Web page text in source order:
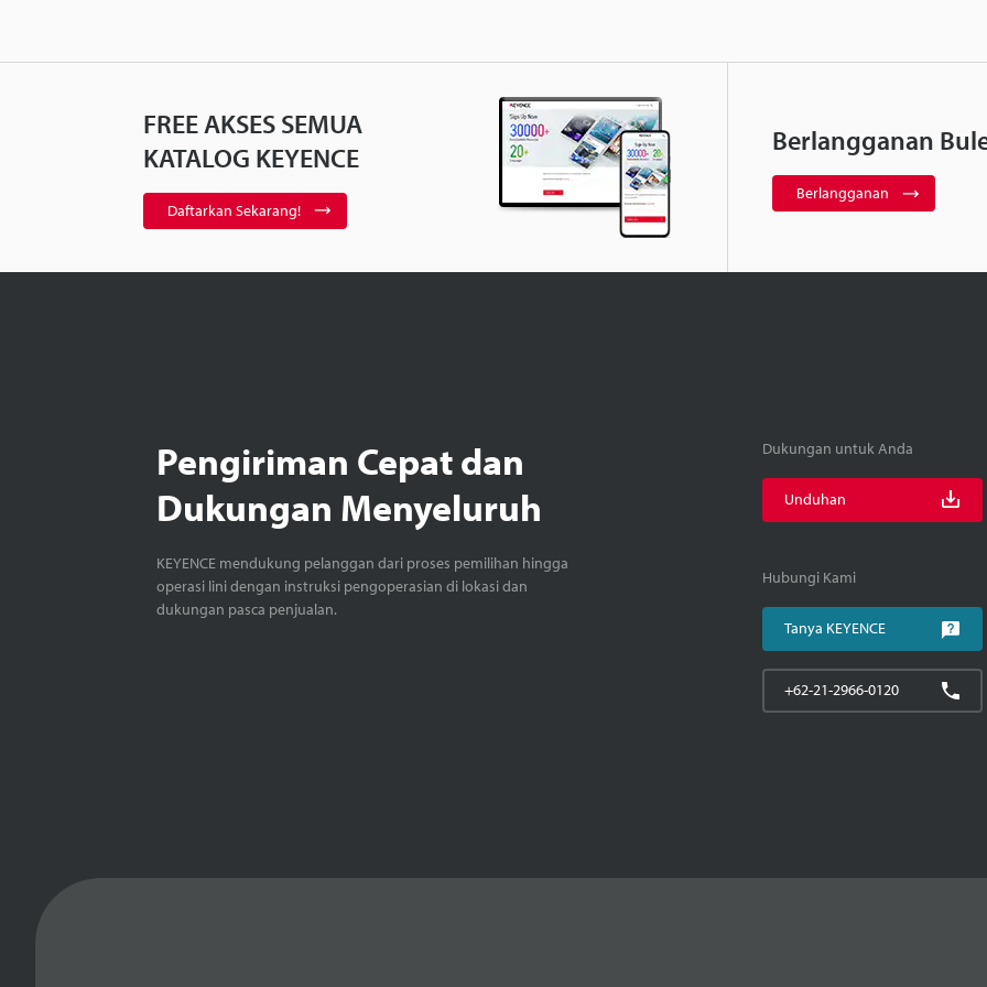
FREE AKSES SEMUA
KATALOG KEYENCE
Daftarkan Sekarang!
Berlangganan
Berlangganan
Pengiriman Cepat dan
Dukungan Menyeluruh
KEYENCE mendukung pelanggan dari proses pemilihan hingga
operasi lini dengan instruksi pengoperasian di lokasi dan
dukungan pasca penjualan.
Dukungan untuk Anda
Unduhan
Hubungi Kami
Tanya KEYENCE
+62-21-2966-0120